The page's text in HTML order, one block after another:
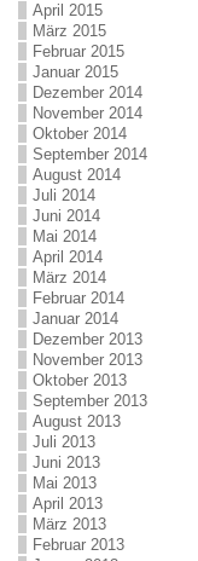
April 2015
März 2015
Februar 2015
Januar 2015
Dezember 2014
November 2014
Oktober 2014
September 2014
August 2014
Juli 2014
Juni 2014
Mai 2014
April 2014
März 2014
Februar 2014
Januar 2014
Dezember 2013
November 2013
Oktober 2013
September 2013
August 2013
Juli 2013
Juni 2013
Mai 2013
April 2013
März 2013
Februar 2013